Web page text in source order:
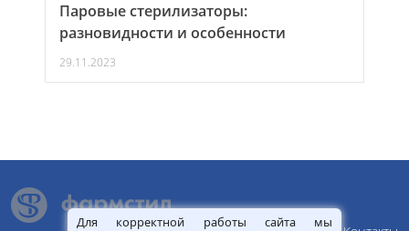
Паровые стерилизаторы:
разновидности и особенности
29.11.2023
Для корректной работы сайта мы